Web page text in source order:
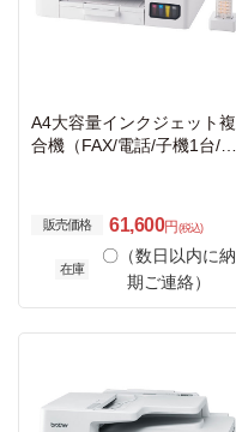
A4大容量インクジェット複
合機（FAX/電話/子機1台/コ
販売価格 61,600円 (税込)
在庫
〇（数日以内に納
期ご連絡）